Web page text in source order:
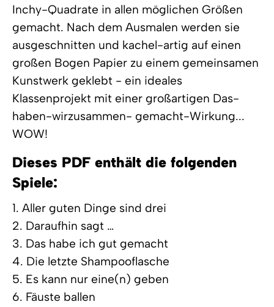
Inchy-Quadrate in allen möglichen Größen
gemacht. Nach dem Ausmalen werden sie
ausgeschnitten und kachel-artig auf einen
großen Bogen Papier zu einem gemeinsamen
Kunstwerk geklebt - ein ideales
Klassenprojekt mit einer großartigen Das-
haben-wirzusammen- gemacht-Wirkung...
WOW!
Dieses PDF enthält die folgenden
Spiele:
1. Aller guten Dinge sind drei
2. Daraufhin sagt …
3. Das habe ich gut gemacht
4. Die letzte Shampooflasche
5. Es kann nur eine(n) geben
6. Fäuste ballen